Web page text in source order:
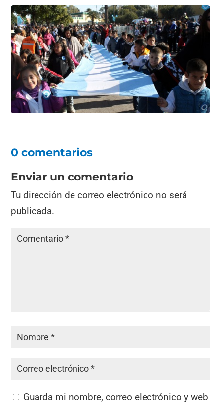
0 comentarios
Enviar un comentario
Tu dirección de correo electrónico no será
publicada.
Guarda mi nombre, correo electrónico y web